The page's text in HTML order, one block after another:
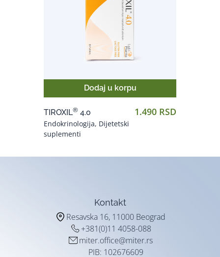
Dodaj u korpu
TIROXIL® 4.0
Endokrinologija, Dijetetski
suplementi
1.490 RSD
Kontakt
Resavska 16, 11000 Beograd
+381(0)11 4058-088
miter.office@miter.rs
PIB: 102676609